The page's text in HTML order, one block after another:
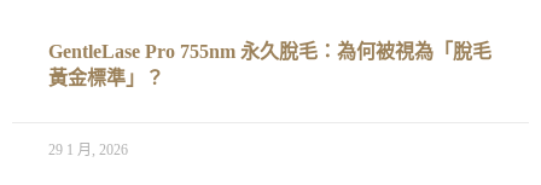
GentleLase Pro 755nm 永久脫毛：為何被視為「脫毛
黃金標準」？
29 1 月, 2026